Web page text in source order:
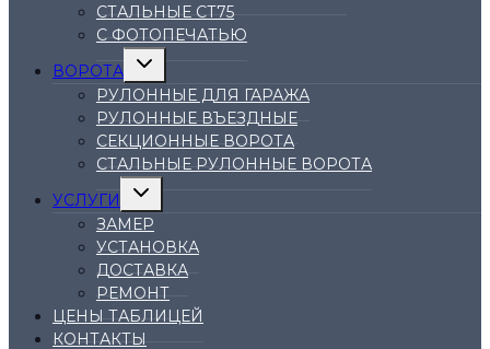
СТАЛЬНЫЕ СТ75
С ФОТОПЕЧАТЬЮ
ВОРОТА
Переключить
меню
РУЛОННЫЕ ДЛЯ ГАРАЖА
РУЛОННЫЕ ВЪЕЗДНЫЕ
СЕКЦИОННЫЕ ВОРОТА
СТАЛЬНЫЕ РУЛОННЫЕ ВОРОТА
УСЛУГИ
Переключить
меню
ЗАМЕР
УСТАНОВКА
ДОСТАВКА
РЕМОНТ
ЦЕНЫ ТАБЛИЦЕЙ
КОНТАКТЫ